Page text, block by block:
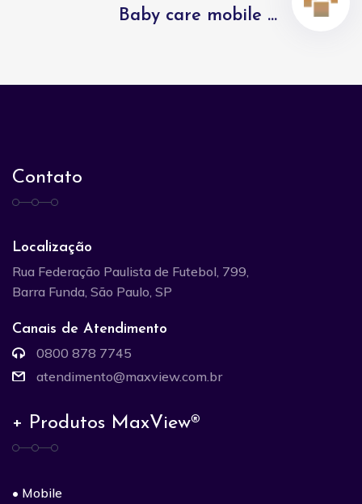
Baby care mobile ...
Contato
Localização
Rua Federação Paulista de Futebol, 799,
Barra Funda, São Paulo, SP
Canais de Atendimento
0800 878 7745
atendimento@maxview.com.br
+ Produtos MaxView®
• Mobile